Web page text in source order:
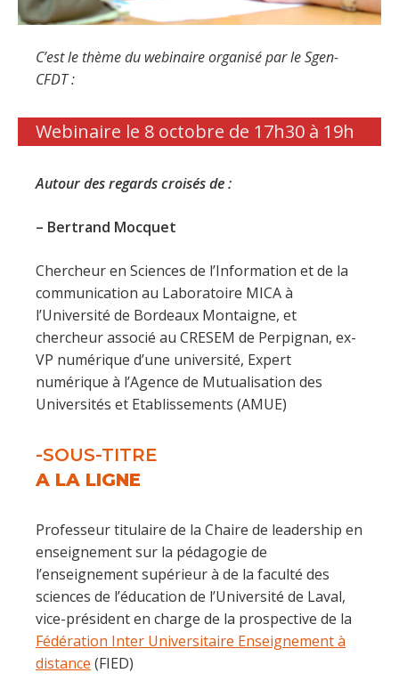
C’est le thème du webinaire organisé par le Sgen-
CFDT :
Webinaire le 8 octobre de 17h30 à 19h
Autour des regards croisés de :
– Bertrand Mocquet
Chercheur en Sciences de l’Information et de la
communication au Laboratoire MICA à
l’Université de Bordeaux Montaigne, et
chercheur associé au CRESEM de Perpignan, ex-
VP numérique d’une université, Expert
numérique à l’Agence de Mutualisation des
Universités et Etablissements (AMUE)
-SOUS-TITRE
A LA LIGNE
Professeur titulaire de la Chaire de leadership en
enseignement sur la pédagogie de
l’enseignement supérieur à de la faculté des
sciences de l’éducation de l’Université de Laval,
vice-président en charge de la prospective de la
Fédération Inter Universitaire Enseignement à
distance (FIED)